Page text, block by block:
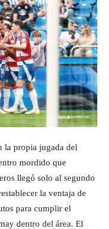
la propia jugada del
mordido que
llegó solo al segundo
la ventaja de
para cumplir el
dentro del área. El